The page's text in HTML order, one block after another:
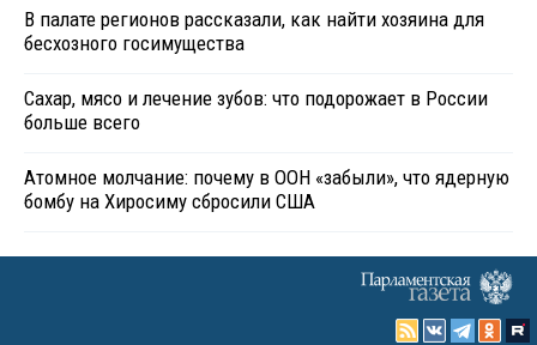
В палате регионов рассказали, как найти хозяина для
бесхозного госимущества
Сахар, мясо и лечение зубов: что подорожает в России
больше всего
Атомное молчание: почему в ООН «забыли», что ядерную
бомбу на Хиросиму сбросили США